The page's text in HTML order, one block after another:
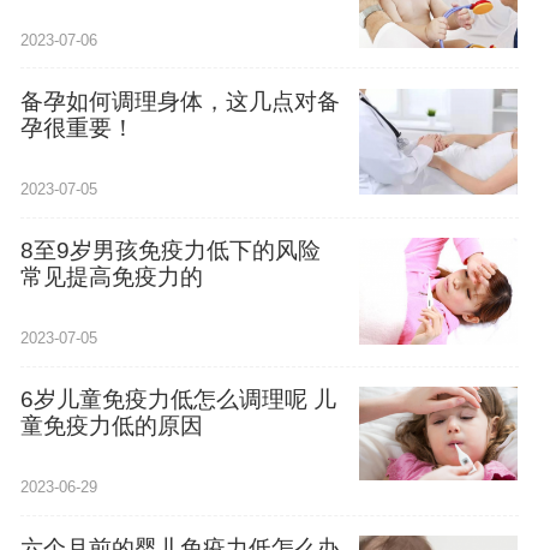
2023-07-06
备孕如何调理身体，这几点对备
孕很重要！
2023-07-05
8至9岁男孩免疫力低下的风险
常见提高免疫力的
2023-07-05
6岁儿童免疫力低怎么调理呢 儿
童免疫力低的原因
2023-06-29